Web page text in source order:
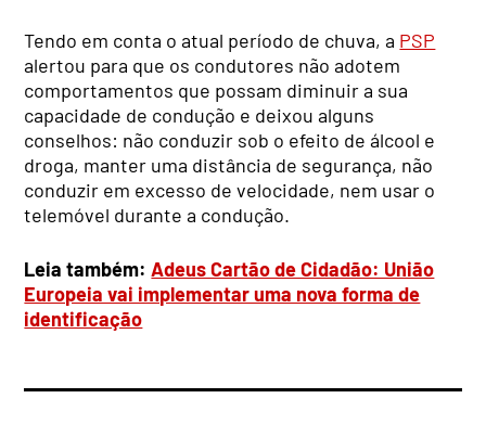
Tendo em conta o atual período de chuva, a PSP
alertou para que os condutores não adotem
comportamentos que possam diminuir a sua
capacidade de condução e deixou alguns
conselhos: não conduzir sob o efeito de álcool e
droga, manter uma distância de segurança, não
conduzir em excesso de velocidade, nem usar o
telemóvel durante a condução.
Leia também:Adeus Cartão de Cidadão: União
Europeia vai implementar uma nova forma de
identificação